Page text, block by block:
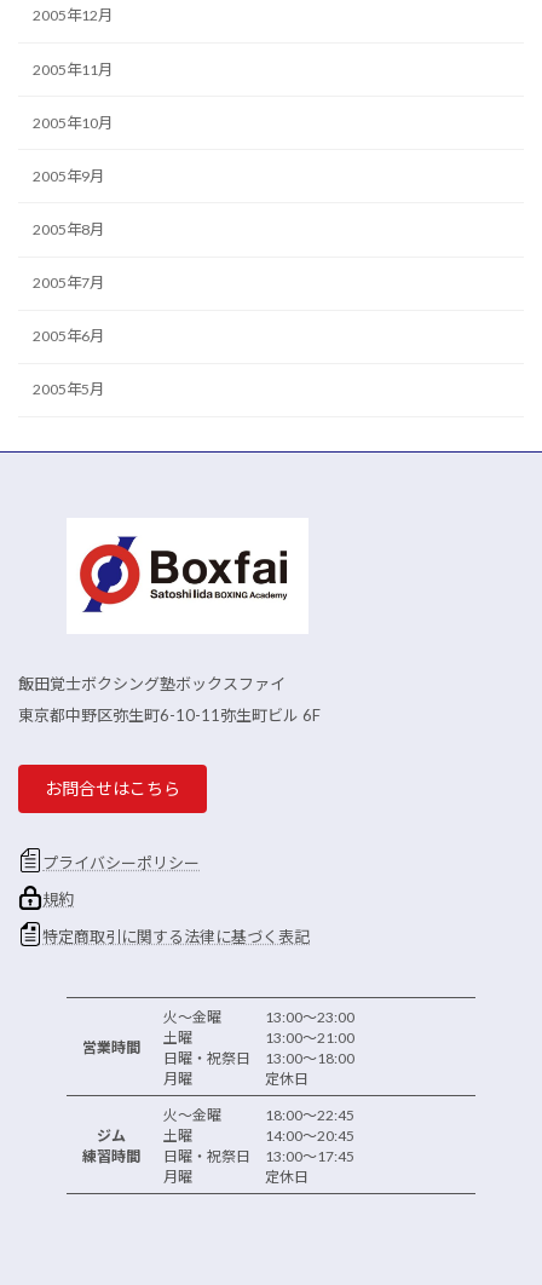
2005年12月
2005年11月
2005年10月
2005年9月
2005年8月
2005年7月
2005年6月
2005年5月
飯田覚士ボクシング塾ボックスファイ
東京都中野区弥生町6-10-11弥生町ビル 6F
お問合せはこちら
プライバシーポリシー
規約
特定商取引に関する法律に基づく表記
営業時間
火～金曜 13:00～23:00
土曜 13:00～21:00
日曜・祝祭日 13:00～18:00
月曜 定休日
ジム
練習時間
火～金曜 18:00～22:45
土曜 14:00～20:45
日曜・祝祭日 13:00～17:45
月曜 定休日